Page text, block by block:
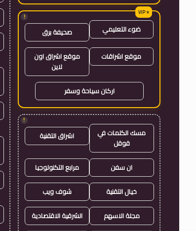
!
ضوء التعليمي صحيفة برق
موقع اشراقات
موقع اشراق اون
لاين
اركان سياحة وسفر
!
مسك الكلمات في
قوقل
اشراق التقنية
ان سفن مرابع التكنولوجيا
خيال التقنية شوف ويب
مجلة الاسهم الشرقية الاقتصادية